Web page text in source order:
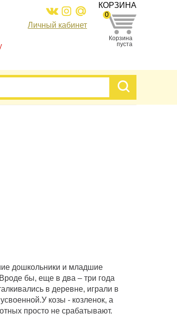
Личный кабинет
КОРЗИНА
Корзина
пуста
0
дошкольники и младшие
бы, еще в два – три года
в деревне, играли в
козы - козленок, а
просто не срабатывают.